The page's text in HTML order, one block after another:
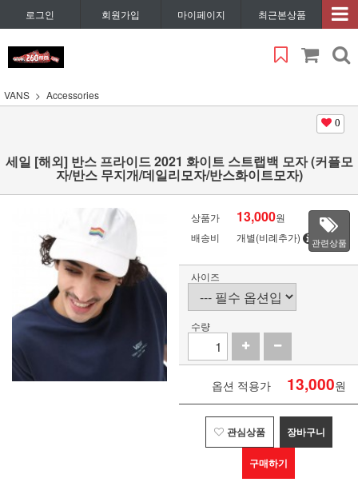
로그인 회원가입 마이페이지 최근본상품
VANS Accessories
0
세일 [해외] 반스 프라이드 2021 화이트 스트랩백 모자 (커플모
자/반스 무지개/데일리모자/반스화이트모자)
상품가 13,000원
배송비
개별(비례추가) 관련상품
사이즈
수량
옵션 적용가 13,000원
관심상품 장바구니
구매하기